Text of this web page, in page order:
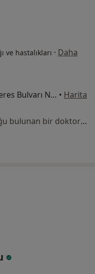
ve hastalıkları · Daha
Cumhuriyet Mahallesi Menderes Bulvarı No:48, Manisa • Harita
Bu kurumda online uygunluğu bulunan bir doktor veya uzman bulunamadı